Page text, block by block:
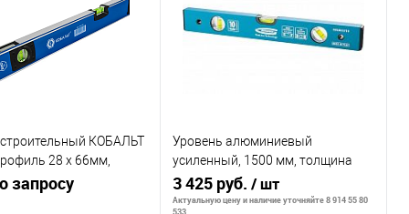
К сравнению
В наличии
КОБАЛЬТ
28 x 66мм,
1,5мм, 3 глазка, 1
запросу
Уровень алюминиевый
усиленный, 1500 мм, толщина
проф. 2 мм, 3 глазка// GROSS
3 425 руб./ шт
Актуальную цену и наличие уточняйте 8 914 55 80